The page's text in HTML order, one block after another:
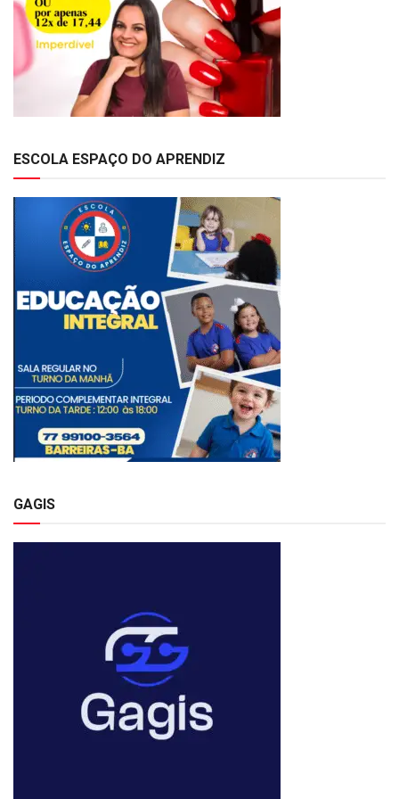
ESCOLA ESPAÇO DO APRENDIZ
GAGIS